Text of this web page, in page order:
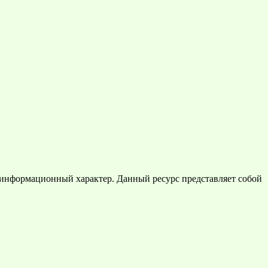
характер. Данный ресурс представляет собой